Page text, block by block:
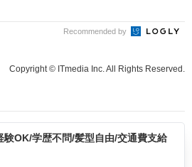
Recommended by
Copyright © ITmedia Inc. All Rights Reserved.
OK/学歴不問/髪型自由/交通費支給